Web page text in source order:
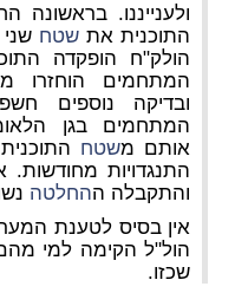
ולענייננו. בראשונה
התוכנית אתשטח
הולק"ח הופקדה
המתחמים הוחזרו
ובדיקה נוספים
המתחמים בגן
אותם משטח
התנגדויות
והתקבלה ההחלטה
אין בסיס לטענת
הול"ל הקימה למי מהם
שכזו.